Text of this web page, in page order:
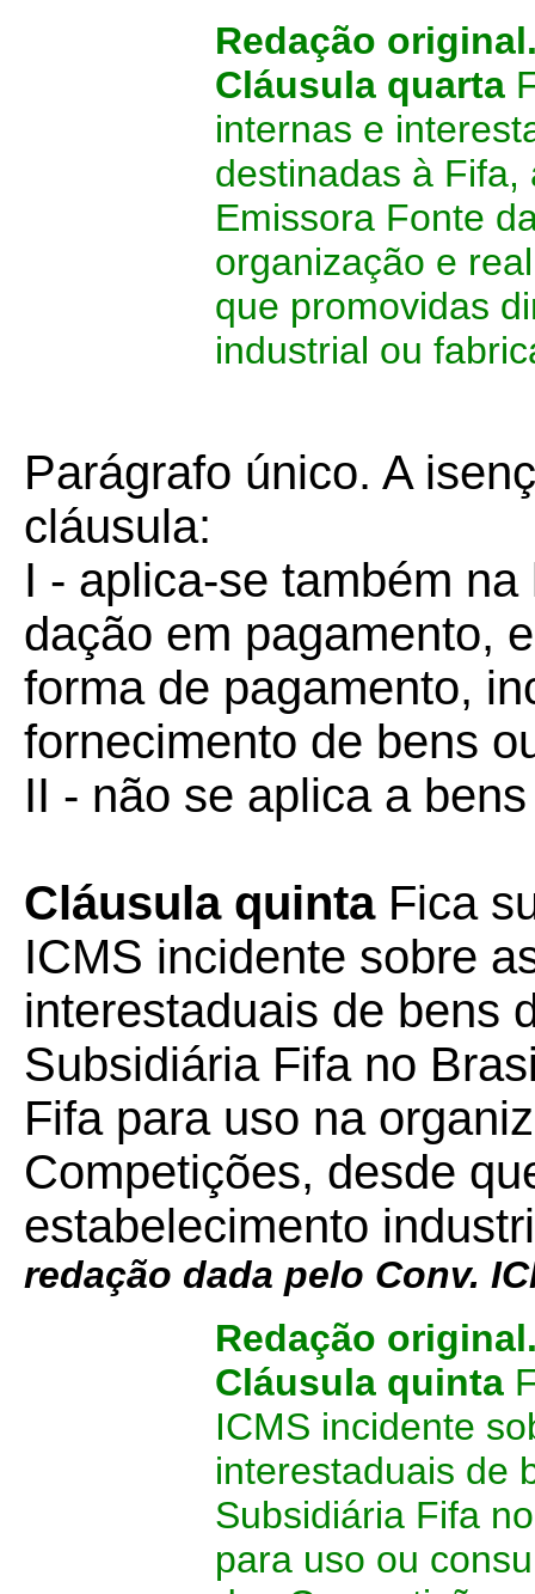
Redação
Cláusula quarta
internas e
destinadas à Fifa,
Emissora Fonte
organização e
que promovidas
industrial ou
Parágrafo único. A
cláusula:
I - aplica-se também
dação em pagamento,
forma de pagamento,
fornecimento de bens
II - não se aplica a
Cláusula quintaFica
ICMS incidente sobre
interestaduais de bens
Subsidiária Fifa no
Fifa para uso na
Competições, desde
estabelecimento
redação dada pelo Conv.
Redação
Cláusula quinta
ICMS incidente
interestaduais de
Subsidiária Fifa
para uso ou